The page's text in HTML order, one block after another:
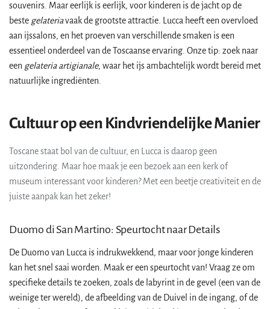
souvenirs. Maar eerlijk is eerlijk, voor kinderen is de jacht op de
beste gelateriavaak de grootste attractie. Lucca heeft een overvloed
aan ijssalons, en het proeven van verschillende smaken is een
essentieel onderdeel van de Toscaanse ervaring. Onze tip: zoek naar
een gelateria artigianale, waar het ijs ambachtelijk wordt bereid met
natuurlijke ingrediënten.
Cultuur op een Kindvriendelijke Manier
Toscane staat bol van de cultuur, en Lucca is daarop geen
uitzondering. Maar hoe maak je een bezoek aan een kerk of
museum interessant voor kinderen? Met een beetje creativiteit en de
juiste aanpak kan het zeker!
Duomo di San Martino: Speurtocht naar Details
De Duomo van Lucca is indrukwekkend, maar voor jonge kinderen
kan het snel saai worden. Maak er een speurtocht van! Vraag ze om
specifieke details te zoeken, zoals de labyrint in de gevel (een van de
weinige ter wereld), de afbeelding van de Duivel in de ingang, of de